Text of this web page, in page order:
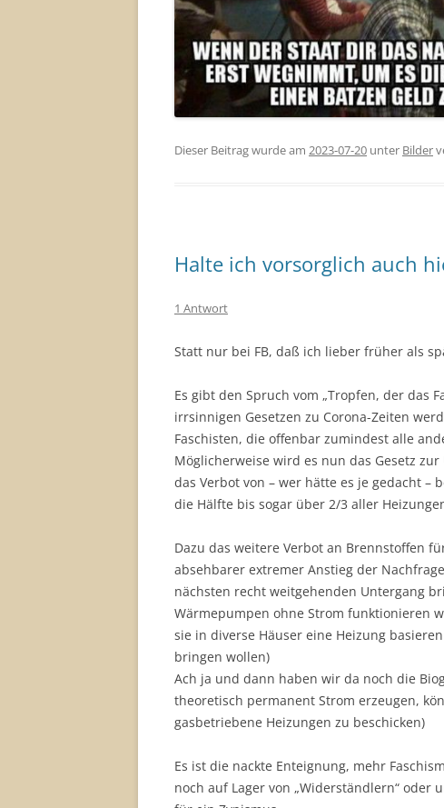
Dieser Beitrag wurde am 2023-07-20 unter Bilder
Halte ich vorsorglich auch
1 Antwort
Statt nur bei FB, daß ich lieber früher als
Es gibt den Spruch vom „Tropfen, der das
irrsinnigen Gesetzen zu Corona-Zeiten
Faschisten, die offenbar zumindest alle
Möglicherweise wird es nun das Gesetz
das Verbot von – wer hätte es je gedacht –
die Hälfte bis sogar über 2/3 aller
Dazu das weitere Verbot an Brennstoffen
absehbarer extremer Anstieg der
nächsten recht weitgehenden Untergang
Wärmepumpen ohne Strom funktionieren
sie in diverse Häuser eine Heizung
bringen wollen)
Ach ja und dann haben wir da noch die
theoretisch permanent Strom erzeugen,
gasbetriebene Heizungen zu beschicken)
Es ist die nackte Enteignung, mehr
noch auf Lager von „Widerständlern“